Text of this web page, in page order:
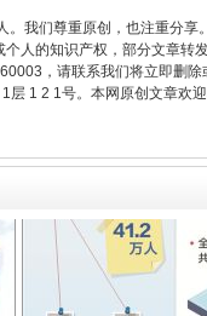
。我们尊重原创，也注重分享
人的知识产权，部分文章转
，请联系我们将立即删
1 2 1号。本网原创文章欢
让核能赋